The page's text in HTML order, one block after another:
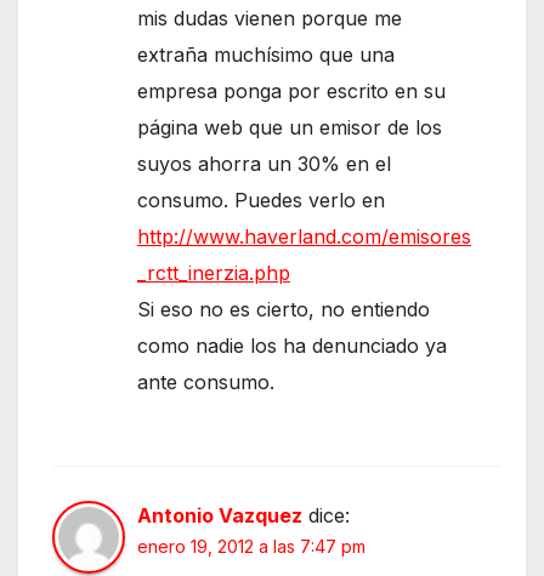
mis dudas vienen porque me
extraña muchísimo que una
empresa ponga por escrito en su
página web que un emisor de los
suyos ahorra un 30% en el
consumo. Puedes verlo en
http://www.haverland.com/emisores
_rctt_inerzia.php
Si eso no es cierto, no entiendo
como nadie los ha denunciado ya
ante consumo.
Antonio Vazquez dice:
enero 19, 2012 a las 7:47 pm